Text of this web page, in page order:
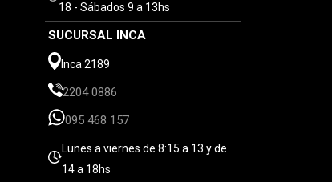
18 - Sábados 9 a 13hs
SUCURSAL INCA
Inca 2189
2204 0886
095 468 157
Lunes a viernes de 8:15 a 13 y de
14 a 18hs